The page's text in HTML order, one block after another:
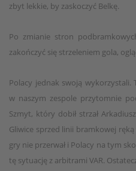
zbyt lekkie, by zaskoczyć Belkę.
Po zmianie stron
zakończyć się strzeleniem gola,
Polacy jednak swoją
w naszym zespole przytomnie
Szmyt, który dobił strzał
Gliwice sprzed linii bramkowej
gry nie przerwał i Polacy na tym
tę sytuację z arbitrami VAR.